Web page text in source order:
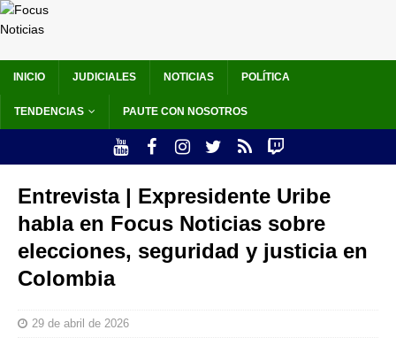
INICIO JUDICIALES NOTICIAS POLÍTICA
TENDENCIAS PAUTE CON NOSOTROS
Entrevista | Expresidente Uribe
habla en Focus Noticias sobre
elecciones, seguridad y justicia en
Colombia
29 de abril de 2026